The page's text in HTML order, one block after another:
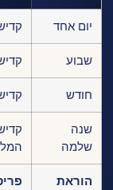
יום אחד
שבוע
חודש
שנה
שלמה
הוראת